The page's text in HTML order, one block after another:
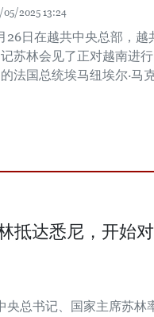
05/2025 13:24
26日在越共中央总部，越
苏林会见了正对越南进
法国总统埃马纽埃尔·马克
抵达悉尼，开始
总书记、国家主席苏林